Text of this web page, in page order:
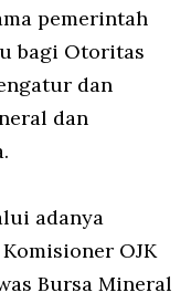
pemerintah
bagi Otoritas
dan
dan
adanya
OJK
Bursa Mineral